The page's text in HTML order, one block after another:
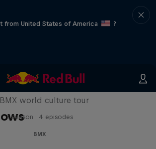
from United States of America
?
Riding Shotgun
world culture tour
1 Season · 4 episodes
BMX